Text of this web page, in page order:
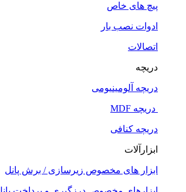
پیچ های خاص
ادوات نصب بار
اتصالات
دریچه
دریچه آلومینیومی
دریچه MDF
دریچه کنافی
ابزارآلات
ابزار های مخصوص زیرسازی / برش پانل